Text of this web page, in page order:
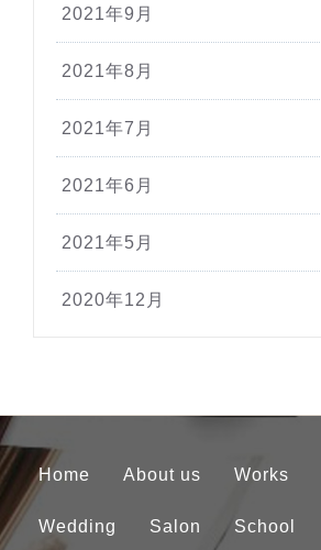
2021年9月
2021年8月
2021年7月
2021年6月
2021年5月
2020年12月
Home About us Works
Wedding Salon School